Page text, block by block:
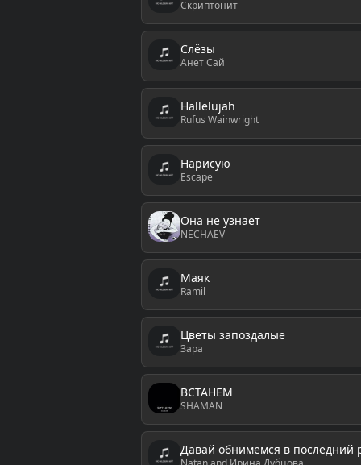
Скриптонит
Слёзы
Анет Сай
Hallelujah
Rufus Wainwright
Нарисую
Escape
Она не узнает
NECHAEV
Маяк
Ramil
Цветы запоздалые
Зара
ВСТАНЕМ
SHAMAN
Давай обнимемся в последний